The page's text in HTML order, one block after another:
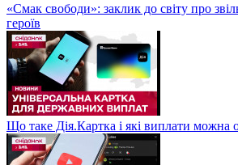
«Смак свободи»: заклик до світу про
героїв
Що таке Дія.Картка і які виплати можна